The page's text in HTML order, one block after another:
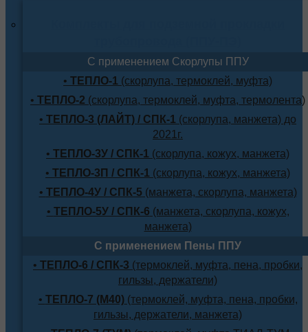
С применением Скорлупы ППУ
• ТЕПЛО-1 (скорлупа, термоклей, муфта)
• ТЕПЛО-2 (скорлупа, термоклей, муфта, термолента)
• ТЕПЛО-3 (ЛАЙТ) / СПК-1 (скорлупа, манжета) до
2021г.
• ТЕПЛО-3У / СПК-1 (скорлупа, кожух, манжета)
• ТЕПЛО-3П / СПК-1 (скорлупа, кожух, манжета)
• ТЕПЛО-4У / СПК-5 (манжета, скорлупа, манжета)
• ТЕПЛО-5У / СПК-6 (манжета, скорлупа, кожух,
манжета)
С применением Пены ППУ
• ТЕПЛО-6 / СПК-3 (термоклей, муфта, пена, пробки,
гильзы, держатели)
• ТЕПЛО-7 (М40)(термоклей, муфта, пена, пробки,
гильзы, держатели, манжета)